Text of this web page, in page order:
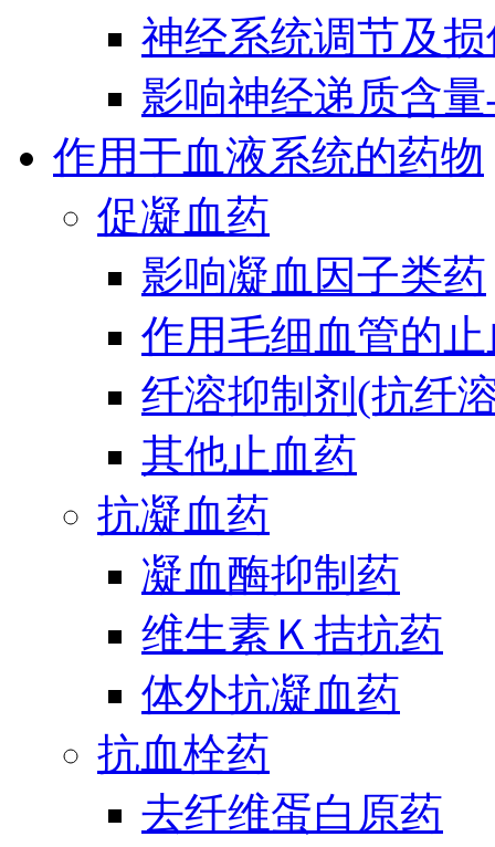
神经系统调节及
影响神经递质含
作用于血液系统的药物
促凝血药
影响凝血因子类药
作用毛细血管的
纤溶抑制剂(抗纤
其他止血药
抗凝血药
凝血酶抑制药
维生素Ｋ拮抗药
体外抗凝血药
抗血栓药
去纤维蛋白原药